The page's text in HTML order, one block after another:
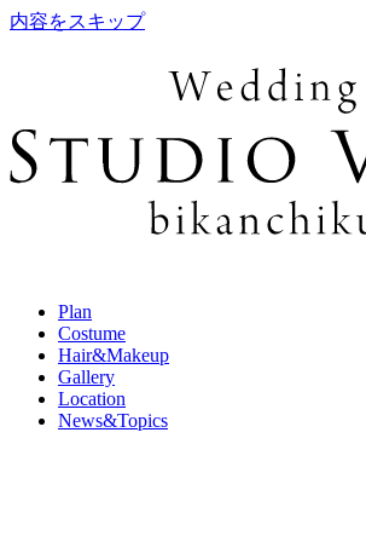
内容をスキップ
Plan
Costume
Hair&Makeup
Gallery
Location
News&Topics